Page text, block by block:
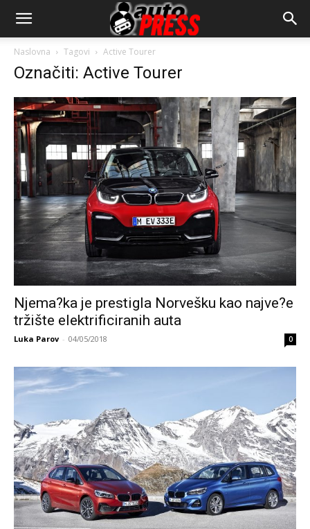
AutopressHR
Naslovna Tagovi Active Tourer
Označiti: Active Tourer
Njema?ka je prestigla Norvešku kao najve?e
tržište elektrificiranih auta
Luka Parov - 04/05/2018 0